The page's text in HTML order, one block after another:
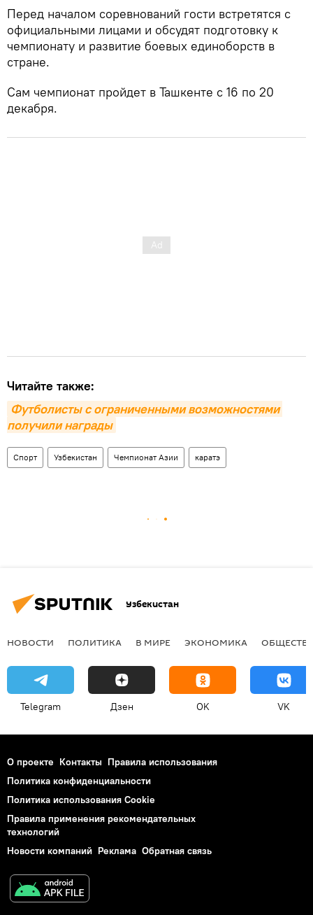
Перед началом соревнований гости встретятся с
официальными лицами и обсудят подготовку к
чемпионату и развитие боевых единоборств в
стране.
Сам чемпионат пройдет в Ташкенте с 16 по 20
декабря.
Читайте также:
Футболисты с ограниченными возможностями
получили награды
Спорт Узбекистан Чемпионат Азии каратэ
Узбекистан
НОВОСТИ ПОЛИТИКА В МИРЕ ЭКОНОМИКА
Telegram Дзен OK VK
О проекте Контакты Правила использования
Политика конфиденциальности
Политика использования Cookie
Правила применения рекомендательных
технологий
Новости компаний Реклама Обратная связь